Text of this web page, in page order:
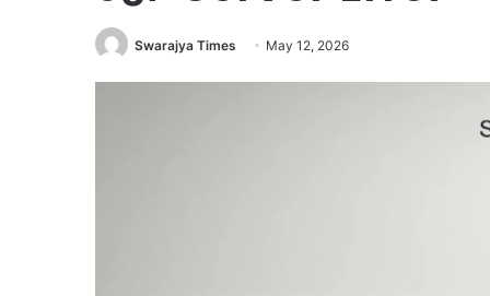
Swarajya Times May 12, 2026